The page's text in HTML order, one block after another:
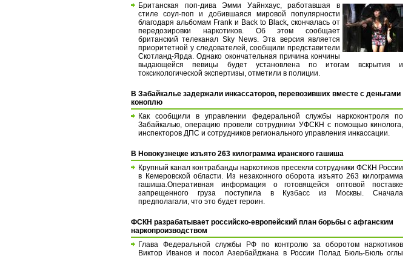
Британская поп-дива Эмми Уайнхаус, работавшая в
стиле соул-поп и добившаяся мировой популярности
благодаря альбомам Frank и Back to Black, скончалась от
передозировки наркотиков. Об этом сообщает
британский телеканал Sky News. Эта версия является
приоритетной у следователей, сообщили представители
Скотланд-Ярда. Однако окончательная причина кончины
выдающейся певицы будет установлена по итогам вскрытия и
токсикологической экспертизы, отметили в полиции.
В Забайкалье задержали инкассаторов, перевозивших вместе с деньгами
коноплю
Как сообщили в управлении федеральной службы наркоконтроля по
Забайкалью, операцию провели сотрудники УФСКН с помощью кинолога,
инспекторов ДПС и сотрудников регионального управления инкассации.
В Новокузнецке изъято 263 килограмма иранского гашиша
Крупный канал контрабанды наркотиков пресекли сотрудники ФСКН России
в Кемеровской области. Из незаконного оборота изъято 263 килограмма
гашиша.Оперативная информация о готовящейся оптовой поставке
запрещенного груза поступила в Кузбасс из Москвы. Сначала
предполагали, что это будет героин.
ФСКН разрабатывает российско-европейский план борьбы с афганским
наркопроизводством
Глава Федеральной службы РФ по контролю за оборотом наркотиков
Виктор Иванов и посол Азербайджана в России Полад Бюль-Бюль оглы